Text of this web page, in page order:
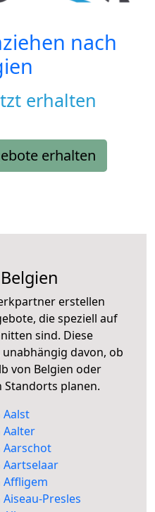
nach
erhalten
erhalten
erstellen
die speziell auf
sind. Diese
davon, ob
von Belgien oder
planen.
Aalst
Aalter
Aarschot
Aartselaar
Affligem
Presles